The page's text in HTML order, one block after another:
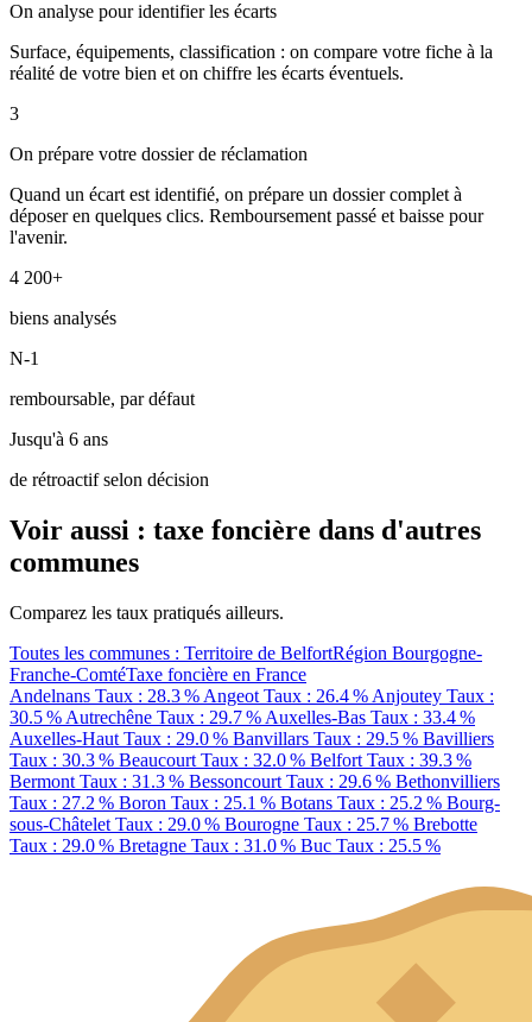
On analyse pour identifier les écarts
Surface, équipements, classification : on compare votre fiche à la
réalité de votre bien et on chiffre les écarts éventuels.
3
On prépare votre dossier de réclamation
Quand un écart est identifié, on prépare un dossier complet à
déposer en quelques clics. Remboursement passé et baisse pour
l'avenir.
4 200+
biens analysés
N-1
remboursable, par défaut
Jusqu'à 6 ans
de rétroactif selon décision
Voir aussi : taxe foncière dans d'autres
communes
Comparez les taux pratiqués ailleurs.
Toutes les communes : Territoire de BelfortRégion Bourgogne-
Franche-ComtéTaxe foncière en France
Andelnans Taux : 28.3 % Angeot Taux : 26.4 % Anjoutey Taux :
30.5 % Autrechêne Taux : 29.7 % Auxelles-Bas Taux : 33.4 %
Auxelles-Haut Taux : 29.0 % Banvillars Taux : 29.5 % Bavilliers
Taux : 30.3 % Beaucourt Taux : 32.0 % Belfort Taux : 39.3 %
Bermont Taux : 31.3 % Bessoncourt Taux : 29.6 % Bethonvilliers
Taux : 27.2 % Boron Taux : 25.1 % Botans Taux : 25.2 % Bourg-
sous-Châtelet Taux : 29.0 % Bourogne Taux : 25.7 % Brebotte
Taux : 29.0 % Bretagne Taux : 31.0 % Buc Taux : 25.5 %